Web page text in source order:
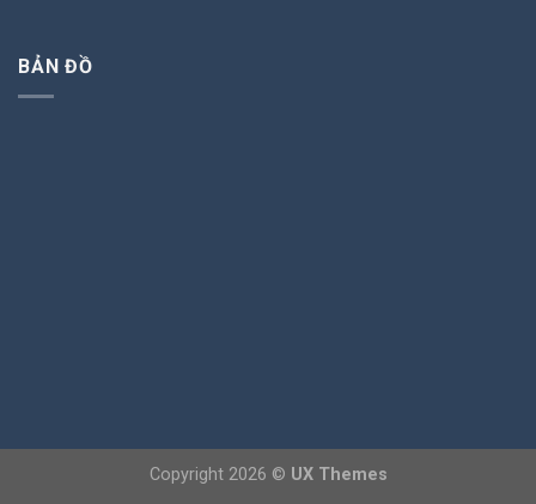
BẢN ĐỒ
Copyright 2026 © UX Themes